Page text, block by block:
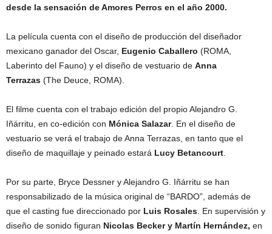
desde la sensación de Amores Perros en el año 2000.
La película cuenta con el diseño de producción del diseñador
mexicano ganador del Oscar, Eugenio Caballero (ROMA,
Laberinto del Fauno) y el diseño de vestuario de Anna
Terrazas (The Deuce, ROMA).
El filme cuenta con el trabajo edición del propio Alejandro G.
Iñárritu, en co-edición con Mónica Salazar. En el diseño de
vestuario se verá el trabajo de Anna Terrazas, en tanto que el
diseño de maquillaje y peinado estará Lucy Betancourt
Por su parte, Bryce Dessner y Alejandro G. Iñárritu se han
responsabilizado de la música original de “BARDO”, además de
que el casting fue direccionado por Luis Rosales . En supervisión y
diseño de sonido figuran Nicolas Becker y Martín Hernández, en